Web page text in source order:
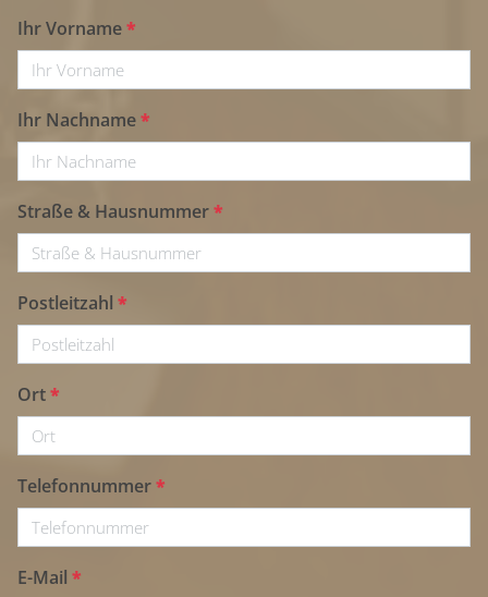
Ihr Vorname*
Ihr Nachname*
Straße & Hausnummer*
Postleitzahl *
Ort*
Telefonnummer*
E-Mail *